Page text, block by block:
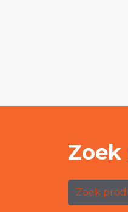
Zoek